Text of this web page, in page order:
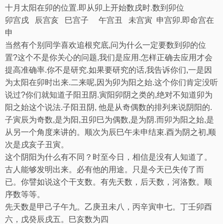
十月太阳在卯的位置.即从卯上开始数戌时.数到卯位
卯宫戌
辰宫亥 巳宫子 午宫丑 未宫寅 申宫卯.即命宫在
申
当然有个别同学喜欢追根究底,问为什么一定要数到卯的位
置?这个不是你关心的问题,我们是应用 .怎样正确去应用才会
提高准确率.你不是研究.如果要研究的话,我告诉你们,一是因
为太阳在卯时出来.二来呢,因为卯为阳之始.这个你们肯定没听
说过?你们就知道子阳丑阴.寅阳卯阴之类的,绝对不知道卯为
阳之始这个说法.子阳丑阴, 他是从奇偶数的排列来说阴阳的.
子寅辰为奇数,是为阳 ,丑卯巳为偶数,是为阴.而卯为阳之始,是
从另一个角度来讲的。顺次为辰巳午未申结束.酉为阴之初,顺
次是戌亥子丑寅。
这个阴阳为什么有不同？时至今日，相信是没有人知道了。
古人能够发明出来。必有他的用途。只是今天已失传了而
已。你譬如说这个干支数。有先天数，后天数，河洛数。顺
序数等等。
先天数是甲己子午九。乙庚丑未八，丙辛寅申七。丁壬卯酉
六，戊癸辰戌五。巳亥数为四